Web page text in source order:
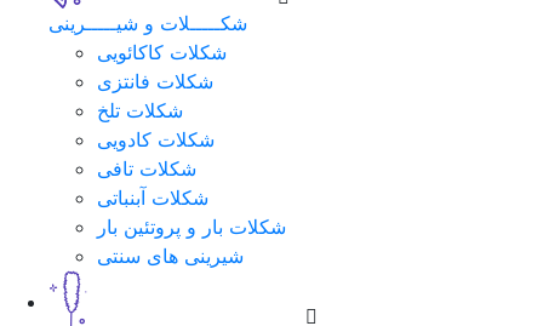
شکـــــلات و شیـــــرینی
شکلات کاکائویی
شکلات فانتزی
شکلات تلخ
شکلات کادویی
شکلات تافی
شکلات آبنباتی
شکلات بار و پروتئین بار
شیرینی های سنتی